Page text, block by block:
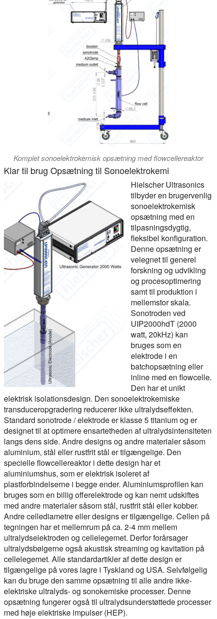
Komplet sonoelektrokemisk opsætning med flowcellereaktor
Klar til brug Opsætning til Sonoelektrokemi
Hielscher Ultrasonics
tilbyder en brugervenlig
sonoelektrokemisk
opsætning med en
tilpasningsdygtig,
fleksibel konfiguration.
Denne opsætning er
velegnet til generel
forskning og udvikling
og procesoptimering
samt til produktion i
mellemstor skala.
Sonotroden ved
UIP2000hdT (2000
watt, 20kHz) kan
bruges som en
elektrode i en
batchopsætning eller
inline med en flowcelle.
Den har et unikt
elektrisk isolationsdesign. Den sonoelektrokemiske
transduceropgradering reducerer ikke ultralydseffekten.
Standard sonotrode / elektrode er klasse 5 titanium og er
designet til at optimere ensartetheden af ultralydsintensiteten
langs dens side. Andre designs og andre materialer såsom
aluminium, stål eller rustfrit stål er tilgængelige. Den
specielle flowcellereaktor i dette design har et
aluminiumshus, som er elektrisk isoleret af
plastforbindelserne i begge ender. Aluminiumsprofilen kan
bruges som en billig offerelektrode og kan nemt udskiftes
med andre materialer såsom stål, rustfrit stål eller kobber.
Andre cellediametre eller designs er tilgængelige. Cellen på
tegningen har et mellemrum på ca. 2-4 mm mellem
ultralydselektroden og cellelegemet. Derfor forårsager
ultralydsbølgerne også akustisk streaming og kavitation på
cellelegemet. Alle standardartikler af dette design er
tilgængelige på vores lagre i Tyskland og USA. Selvfølgelig
kan du bruge den samme opsætning til alle andre ikke-
elektriske ultralyds- og sonokemiske processer. Denne
opsætning fungerer også til ultralydsunderstøttede processer
med høje elektriske impulser (HEP).